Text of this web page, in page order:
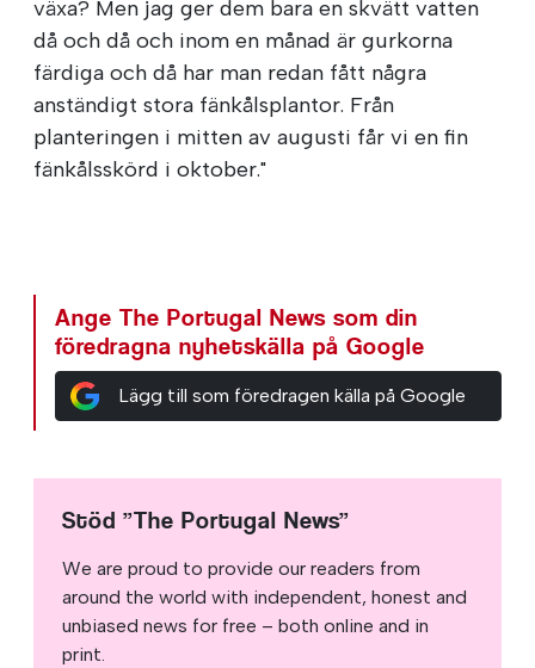
växa? Men jag ger dem bara en skvätt vatten
då och då och inom en månad är gurkorna
färdiga och då har man redan fått några
anständigt stora fänkålsplantor. Från
planteringen i mitten av augusti får vi en fin
fänkålsskörd i oktober."
Ange The Portugal News som din
föredragna nyhetskälla på Google
Lägg till som föredragen källa på Google
Stöd ”The Portugal News”
We are proud to provide our readers from
around the world with independent, honest and
unbiased news for free – both online and in
print.